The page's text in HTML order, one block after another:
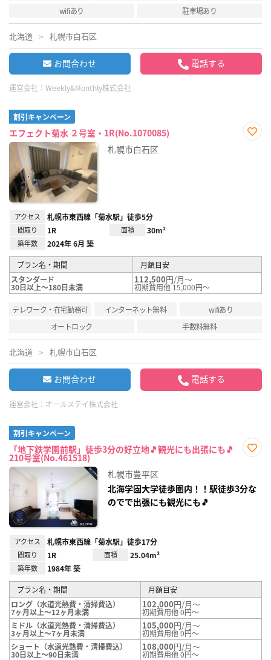
wifiあり
駐車場あり
北海道 札幌市白石区
お問合わせ 電話する
運営会社： Weekly&Monthly株式会社
割引キャンペーン
エフェクト菊水 ２号室・1R(No.1070085)
札幌市白石区
アクセス 札幌市東西線「菊水駅」徒歩5分
間取り 1R 面積 30m²
築年数 2024年 6月 築
プラン名・期間
月額目安
スタンダード
30日以上～180日未満
112,500円/月～
初期費用他 15,000円～
テレワーク・在宅勤務可 インターネット無料
wifiあり
オートロック
手数料無料
北海道 札幌市白石区
お問合わせ 電話する
運営会社： オールステイ株式会社
割引キャンペーン
「地下鉄学園前駅」徒歩3分の好立地🎵観光にも出張にも🎵
210号室(No.461518)
録
札幌市豊平区
北海学園大学徒歩圏内！！駅徒歩3分な
のでで出張にも観光にも🎵
アクセス 札幌市東西線「菊水駅」徒歩17分
間取り 1R 面積 25.04m²
築年数 1984年 築
プラン名・期間
月額目安
ロング（水道光熱費・清掃費込）
7ヶ月以上～12ヶ月未満
102,000円/月～
初期費用他 0円～
ミドル（水道光熱費・清掃費込）
3ヶ月以上～7ヶ月未満
105,000円/月～
初期費用他 0円～
ショート（水道光熱費・清掃費込）
30日以上～90日未満
108,000円/月～
初期費用他 0円～